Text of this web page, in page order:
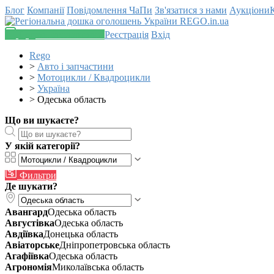
Блог Компанії Повідомлення ЧаПи Зв'язатися з нами Аукціони
Реєстрація Вхід
Rego
> Авто і запчастини
> Мотоцикли / Квадроцикли
> Україна
> Одеська область
Що ви шукаєте?
У якій категорії?
Фильтри
Де шукати?
АвангардОдеська область
АвгустівкаОдеська область
АвдіївкаДонецька область
АвіаторськеДніпропетровська область
АгафіївкаОдеська область
АгрономіяМиколаївська область